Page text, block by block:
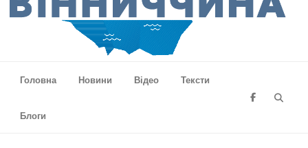
Головна
Новини Відео Тексти
Блоги